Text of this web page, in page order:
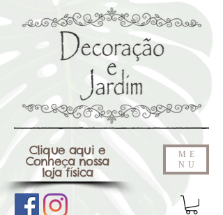
Clique aqui e
Conheça nossa
loja física
ME
NU